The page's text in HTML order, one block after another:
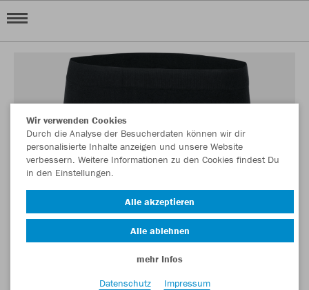
Wir verwenden Cookies
Durch die Analyse der Besucherdaten können wir dir
personalisierte Inhalte anzeigen und unsere Website
verbessern. Weitere Informationen zu den Cookies findest Du
in den Einstellungen.
Alle akzeptieren
Alle ablehnen
mehr Infos
Datenschutz
Impressum